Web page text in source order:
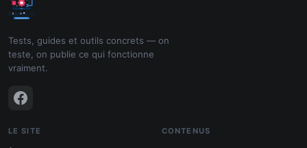
Tests, guides et outils concrets — on
teste, on publie ce qui fonctionne
vraiment.
LE SITE CONTENUS